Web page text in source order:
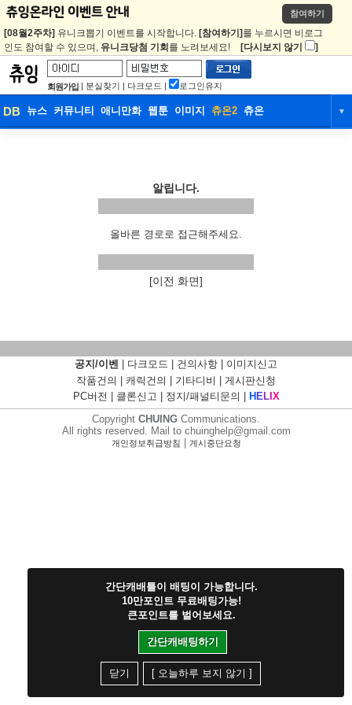
참여하기
[08월2주차] 유니크뽑기 이벤트를 시작합니다. [참여하기] 를 누르시면 비로그
인도 참여할 수 있으며, 유니크당첨 기회 를 노려보세요! [다시보지 않기 ]
회원가입 | 분실찾기 | 다크모드 | 로그인유지
DB 뉴스 커뮤니티 애니만화 웹툰 이미지 츄온2 츄온 ▼
알립니다.
올바른 경로로 접근해주세요.
[이전 화면]
공지/이벤 다크모드 건의사항
이미지신고
작품건의
캐릭건의 기타디비
게시판신청
PC버전
클론신고 정지/패널티문의 H ELI X
Copyright CHUING Communications.
All rights reserved. Mail to chuinghelp@gmail.com
개인정보취급방침 게시중단요청
간단캐배틀이 배팅이 가능합니다.
10만포인트 무료배팅가능!
큰포인트를 벌어보세요.
간단캐배팅하기
닫기 [ 오늘하루 보지 않기 ]